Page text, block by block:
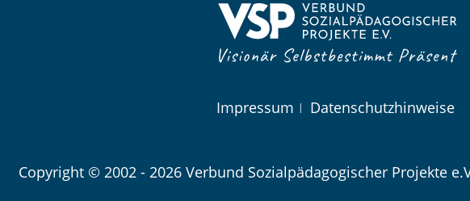
Impressum Datenschutzhinweise
Copyright © 2002 - 2026 Verbund Sozialpädagogischer Projekte